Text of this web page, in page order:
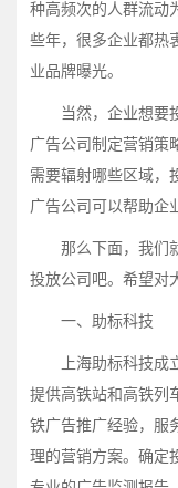
种高频次的人群流动
些年，很多企业都热
业品牌曝光。
当然，企业想要
广告公司制定营销策
需要辐射哪些区域，
广告公司可以帮助企
那么下面，我们
投放公司吧。希望对
一、助标科技
上海助标科技
提供高铁站和高铁列
铁广告推广经验，服
理的营销方案。确定